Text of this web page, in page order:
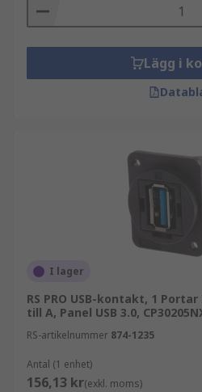
Lägg i
I lager
RS PRO USB-kontakt, 1 Portar
till A, Panel USB 3.0,
RS-artikelnummer 874-1235
Antal (1 enhet)
156,13 kr(exkl. moms)